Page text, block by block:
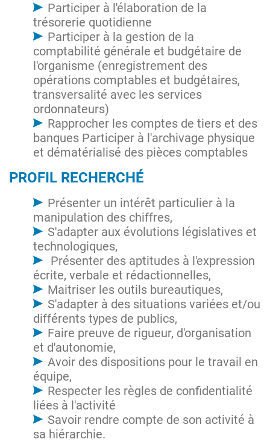
Participer à l'élaboration de la
trésorerie quotidienne
Participer à la gestion de la
comptabilité générale et budgétaire de
l'organisme (enregistrement des
opérations comptables et budgétaires,
transversalité avec les services
ordonnateurs)
Rapprocher les comptes de tiers et des
banques Participer à l'archivage physique
et dématérialisé des pièces comptables
PROFIL RECHERCHÉ
Présenter un intérêt particulier à la
manipulation des chiffres,
S'adapter aux évolutions législatives et
technologiques,
Présenter des aptitudes à l'expression
écrite, verbale et rédactionnelles,
Maitriser les outils bureautiques,
S'adapter à des situations variées et/ou
différents types de publics,
Faire preuve de rigueur, d'organisation
et d'autonomie,
Avoir des dispositions pour le travail en
équipe,
Respecter les règles de confidentialité
liées à l'activité
Savoir rendre compte de son activité à
sa hiérarchie.